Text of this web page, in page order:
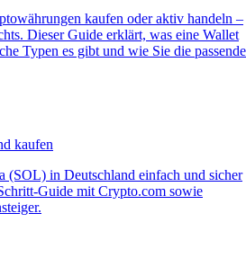
kaufen oder aktiv handeln –
Dieser Guide erklärt, was eine Wallet
Typen es gibt und wie Sie die passende
kaufen
(SOL) in Deutschland einfach und sicher
Guide mit Crypto.com sowie